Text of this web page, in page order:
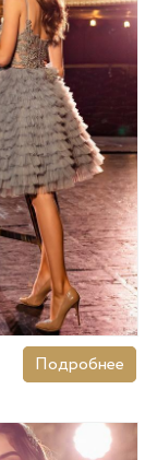
Подробнее